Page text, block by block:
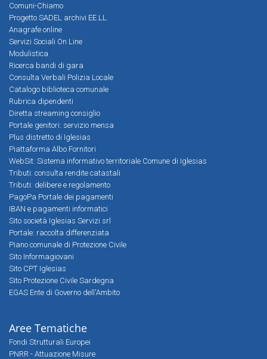
Comuni-Chiamo
Progetto SADEL archivi EE.LL.
Anagrafe online
Servizi Sociali On Line
Modulistica
Ricerca bandi di gara
Consulta Verbali Polizia Locale
Catalogo biblioteca comunale
Rubrica dipendenti
Diretta streaming consiglio
Portale genitori: servizio mensa
Plus distretto di Iglesias
Piattaforma Albo Fornitori
WebSit: Sistema informativo territoriale Comune di Iglesias
Tributi: consulta rendite catastali
Tributi: delibere e regolamento
PagoPa Portale dei pagamenti
IBAN e pagamenti informatici
Sito società Iglesias Servizi srl
Portale: raccolta differenziata
Piano comunale di Protezione Civile
Sito Informagiovani
Sito CPT Iglesias
Sito Protezione Civile Sardegna
EGAS Ente di Governo dell'Ambito
Aree Tematiche
Fondi Strutturali Europei
PNRR - Attuazione Misure